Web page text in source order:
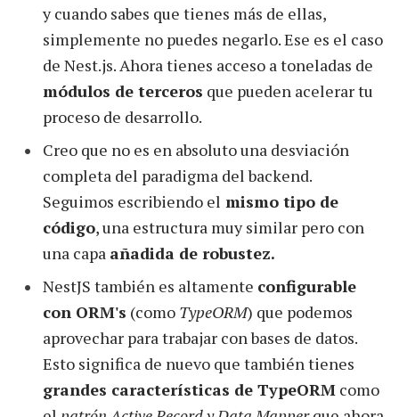
y cuando sabes que tienes más de ellas,
simplemente no puedes negarlo. Ese es el caso
de Nest.js. Ahora tienes acceso a toneladas de
módulos de terceros que pueden acelerar tu
proceso de desarrollo.
Creo que no es en absoluto una desviación
completa del paradigma del backend.
Seguimos escribiendo el mismo tipo de
código, una estructura muy similar pero con
una capa añadida de robustez.
NestJS también es altamente configurable
con ORM's (como TypeORM) que podemos
aprovechar para trabajar con bases de datos.
Esto significa de nuevo que también tienes
grandes características de TypeORM como